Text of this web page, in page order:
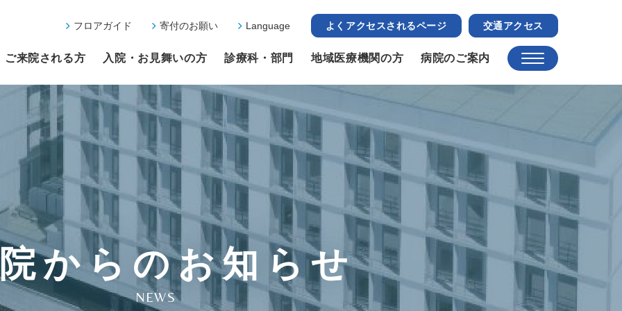
フロアガイド 寄付のお願い Language よくアクセスされるページ 交通アクセス
ご来院される方 入院・お見舞いの方 診療科・部門 地域医療機関の方 病院のご案内
からのお知らせ
NEWS